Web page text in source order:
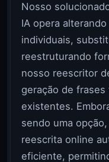
Nosso
IA opera
individuais,
reestruturando
nosso reescritor
geração de
existentes.
sendo uma
reescrita online
eficiente,